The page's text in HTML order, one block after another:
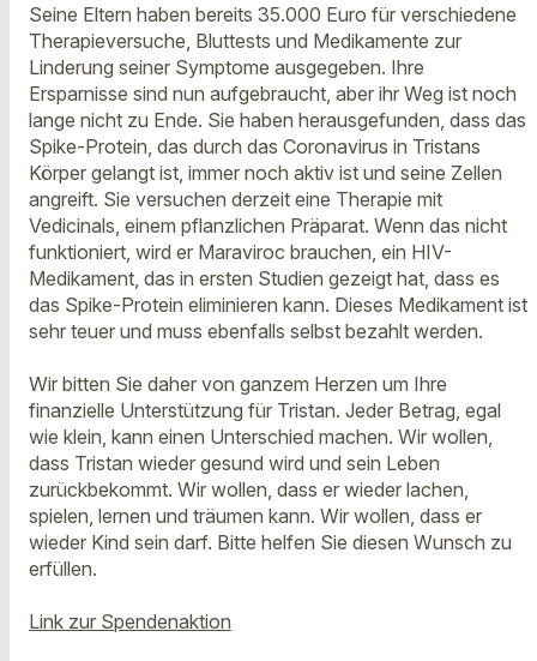
Seine Eltern haben bereits 35.000 Euro für verschiedene
Therapieversuche, Bluttests und Medikamente zur
Linderung seiner Symptome ausgegeben. Ihre
Ersparnisse sind nun aufgebraucht, aber ihr Weg ist noch
lange nicht zu Ende. Sie haben herausgefunden, dass das
Spike-Protein, das durch das Coronavirus in Tristans
Körper gelangt ist, immer noch aktiv ist und seine Zellen
angreift. Sie versuchen derzeit eine Therapie mit
Vedicinals, einem pflanzlichen Präparat. Wenn das nicht
funktioniert, wird er Maraviroc brauchen, ein HIV-
Medikament, das in ersten Studien gezeigt hat, dass es
das Spike-Protein eliminieren kann. Dieses Medikament ist
sehr teuer und muss ebenfalls selbst bezahlt werden.
Wir bitten Sie daher von ganzem Herzen um Ihre
finanzielle Unterstützung für Tristan. Jeder Betrag, egal
wie klein, kann einen Unterschied machen. Wir wollen,
dass Tristan wieder gesund wird und sein Leben
zurückbekommt. Wir wollen, dass er wieder lachen,
spielen, lernen und träumen kann. Wir wollen, dass er
wieder Kind sein darf. Bitte helfen Sie diesen Wunsch zu
erfüllen.
Link zur Spendenaktion